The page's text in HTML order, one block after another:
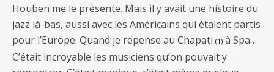
Houben me le présente. Mais il y avait une histoire du
jazz là-bas, aussi avec les Américains qui étaient partis
pour l’Europe. Quand je repense au Chapati (1) à Spa…
C’était incroyable les musiciens qu’on pouvait y